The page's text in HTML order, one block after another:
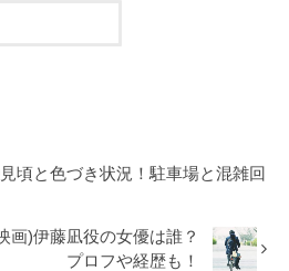
頃と色づき状況！駐車場と混雑回
画)伊藤凪役の女優は誰？
プロフや経歴も！